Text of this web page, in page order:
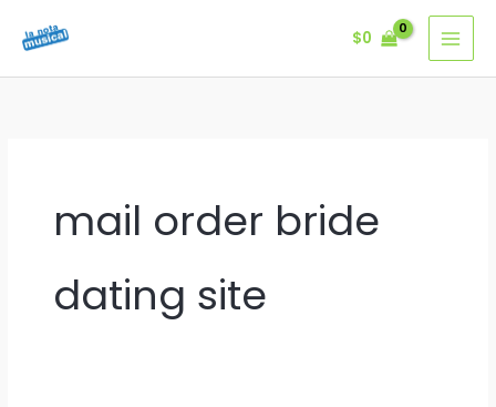
$0
mail order bride
dating site